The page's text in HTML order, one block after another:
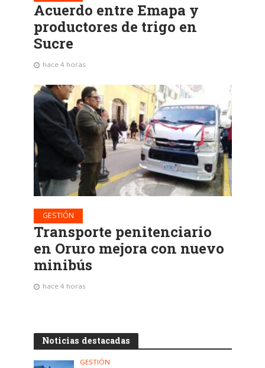
Acuerdo entre Emapa y
productores de trigo en
Sucre
hace 4 horas
GESTIÓN
Transporte penitenciario
en Oruro mejora con nuevo
minibús
hace 4 horas
Noticias destacadas
GESTIÓN